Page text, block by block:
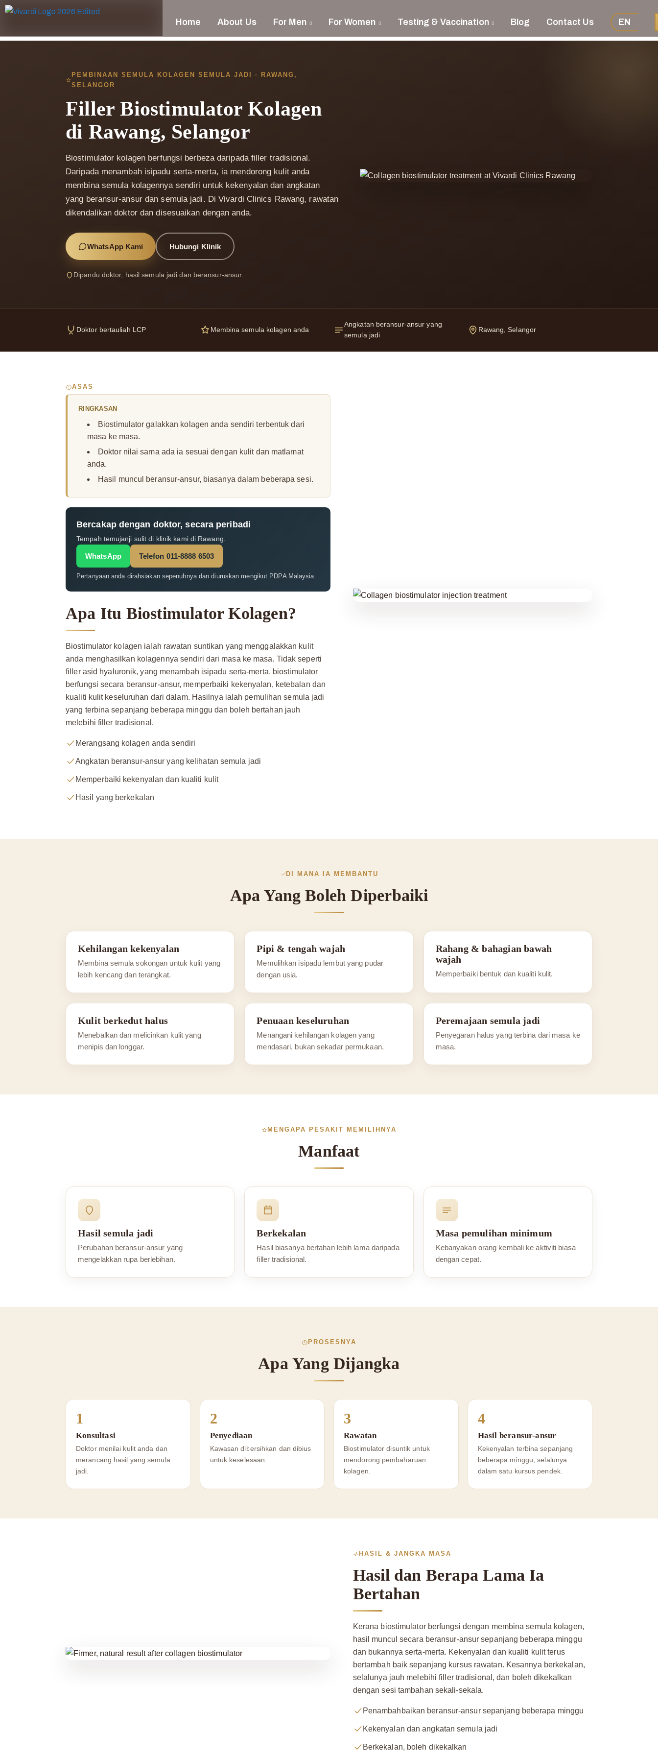
Home About Us For Men For Women Testing & Vaccination Blog Contact Us EN
PEMBINAAN SEMULA KOLAGEN SEMULA JADI · RAWANG,
SELANGOR
Filler Biostimulator Kolagen
di Rawang, Selangor
Biostimulator kolagen berfungsi berbeza daripada filler tradisional.
Daripada menambah isipadu serta-merta, ia mendorong kulit anda
membina semula kolagennya sendiri untuk kekenyalan dan angkatan
yang beransur-ansur dan semula jadi. Di Vivardi Clinics Rawang, rawatan
dikendalikan doktor dan disesuaikan dengan anda.
WhatsApp Kami Hubungi Klinik
Dipandu doktor, hasil semula jadi dan beransur-ansur.
Doktor bertauliah LCP Membina semula kolagen anda
Angkatan beransur-ansur yang
semula jadi
Rawang, Selangor
ASAS
RINGKASAN
Biostimulator galakkan kolagen anda sendiri terbentuk dari
masa ke masa.
Doktor nilai sama ada ia sesuai dengan kulit dan matlamat
anda.
Hasil muncul beransur-ansur, biasanya dalam beberapa sesi.
Bercakap dengan doktor, secara peribadi
Tempah temujanji sulit di klinik kami di Rawang.
WhatsApp Telefon 011-8888 6503
Pertanyaan anda dirahsiakan sepenuhnya dan diuruskan mengikut PDPA Malaysia.
Apa Itu Biostimulator Kolagen?
Biostimulator kolagen ialah rawatan suntikan yang menggalakkan kulit
anda menghasilkan kolagennya sendiri dari masa ke masa. Tidak seperti
filler asid hyaluronik, yang menambah isipadu serta-merta, biostimulator
berfungsi secara beransur-ansur, memperbaiki kekenyalan, ketebalan dan
kualiti kulit keseluruhan dari dalam. Hasilnya ialah pemulihan semula jadi
yang terbina sepanjang beberapa minggu dan boleh bertahan jauh
melebihi filler tradisional.
Merangsang kolagen anda sendiri
Angkatan beransur-ansur yang kelihatan semula jadi
Memperbaiki kekenyalan dan kualiti kulit
Hasil yang berkekalan
DI MANA IA MEMBANTU
Apa Yang Boleh Diperbaiki
Kehilangan kekenyalan
Membina semula sokongan untuk kulit yang
lebih kencang dan terangkat.
Pipi & tengah wajah
Memulihkan isipadu lembut yang pudar
dengan usia.
Rahang & bahagian bawah
wajah
Memperbaiki bentuk dan kualiti kulit.
Kulit berkedut halus
Menebalkan dan melicinkan kulit yang
menipis dan longgar.
Penuaan keseluruhan
Menangani kehilangan kolagen yang
mendasari, bukan sekadar permukaan.
Peremajaan semula jadi
Penyegaran halus yang terbina dari masa ke
masa.
MENGAPA PESAKIT MEMILIHNYA
Manfaat
Hasil semula jadi
Perubahan beransur-ansur yang
mengelakkan rupa berlebihan.
Berkekalan
Hasil biasanya bertahan lebih lama daripada
filler tradisional.
Masa pemulihan minimum
Kebanyakan orang kembali ke aktiviti biasa
dengan cepat.
PROSESNYA
Apa Yang Dijangka
1
Konsultasi
Doktor menilai kulit anda dan
merancang hasil yang semula
jadi.
2
Penyediaan
Kawasan dibersihkan dan dibius
untuk keselesaan.
3
Rawatan
Biostimulator disuntik untuk
mendorong pembaharuan
kolagen.
4
Hasil beransur-ansur
Kekenyalan terbina sepanjang
beberapa minggu, selalunya
dalam satu kursus pendek.
HASIL & JANGKA MASA
Hasil dan Berapa Lama Ia
Bertahan
Kerana biostimulator berfungsi dengan membina semula kolagen,
hasil muncul secara beransur-ansur sepanjang beberapa minggu
dan bukannya serta-merta. Kekenyalan dan kualiti kulit terus
bertambah baik sepanjang kursus rawatan. Kesannya berkekalan,
selalunya jauh melebihi filler tradisional, dan boleh dikekalkan
dengan sesi tambahan sekali-sekala.
Penambahbaikan beransur-ansur sepanjang beberapa minggu
Kekenyalan dan angkatan semula jadi
Berkekalan, boleh dikekalkan